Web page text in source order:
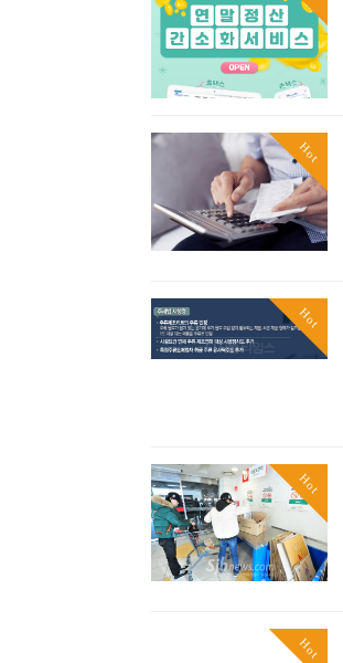
Hot
Hot
Hot
Hot